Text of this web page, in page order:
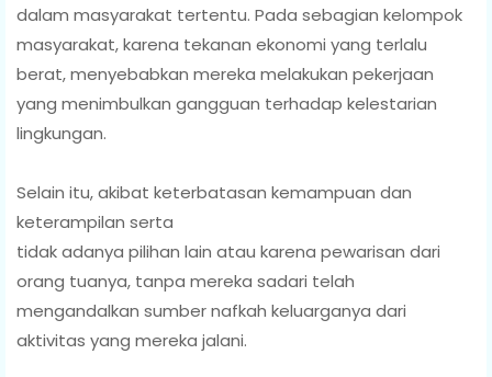
dalam masyarakat tertentu. Pada sebagian kelompok
masyarakat, karena tekanan ekonomi yang terlalu
berat, menyebabkan mereka melakukan pekerjaan
yang menimbulkan gangguan terhadap kelestarian
lingkungan.
Selain itu, akibat keterbatasan kemampuan dan
keterampilan serta
tidak adanya pilihan lain atau karena pewarisan dari
orang tuanya, tanpa mereka sadari telah
mengandalkan sumber nafkah keluarganya dari
aktivitas yang mereka jalani.